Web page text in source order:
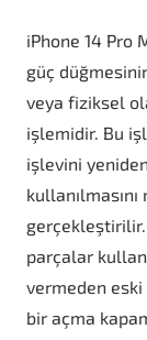
iPhone 14 Pro
güç
veya fiziksel
işlemidir. Bu
işlevini
gerçekleştirilir.
parçalar
vermeden eski
bir açma